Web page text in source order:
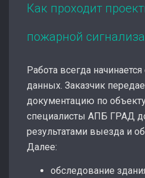
Как проходит
пожарной
Работа всегда
данных. Заказчик
документацию по
специалисты АПБ ГРАД
результатами выезда и
Далее:
обследование